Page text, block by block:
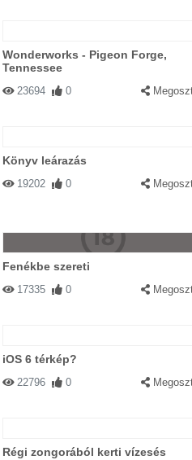
Wonderworks - Pigeon Forge,
Tennessee
23694 0
Könyv leárazás
19202 0
Fenékbe szereti
17335 0
iOS 6 térkép?
22796 0
Régi zongorából kerti vízesés